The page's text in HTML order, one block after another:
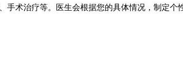
术治疗等。医生会根据您的具体情况，制定个